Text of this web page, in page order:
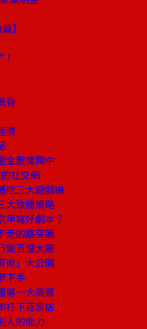
】
昏
濟
壓寶興中
社交網
三大遊戲機
大致勝策略
寫好劇本？
的路突圍
變百億大廠
術」大公開
下手
一大商幫
下百家店
人的能力